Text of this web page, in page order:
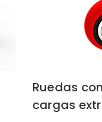
Ruedas
cargas